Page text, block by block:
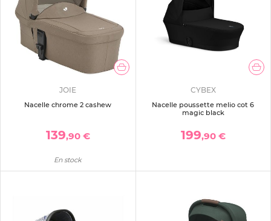
JOIE
Nacelle chrome 2 cashew
139,90 €
En stock
CYBEX
Nacelle poussette melio cot 6
magic black
199,90 €